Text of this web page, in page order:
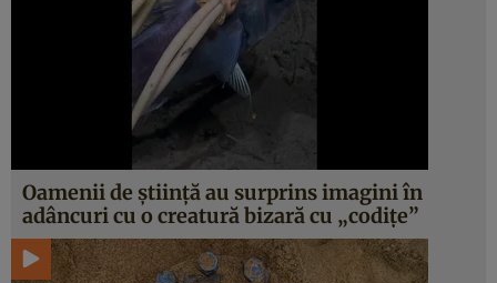
Oamenii de știință au surprins imagini în
adâncuri cu o creatură bizară cu „codițe”